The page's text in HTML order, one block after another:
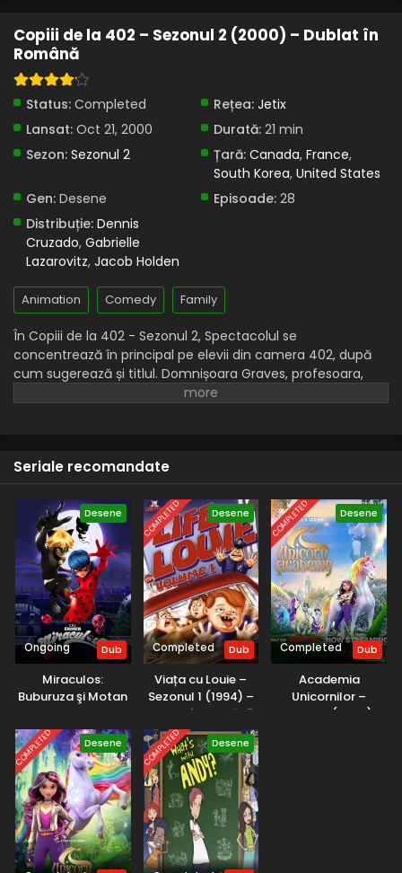
Copiii de la 402 – Sezonul 2 Episodul 15 – Băieții
Copiii de la 402 – Sezonul 2 Episodul 14 –
Clinica
Eps 14 - Clinica - 10 May, 2025
Copiii de la 402 – Sezonul 2 Episodul 13 –
Eps 13 - Alegerile - 10 May, 2025
Copiii de la 402 – Sezonul 2 Episodul 12 –
Domnul Beeser nemilosul măcelar de ficați
Eps 12 - Domnul Beeser nemilosul măcelar de ficați - 10
May, 2025
Copiii de la 402 – Sezonul 2 Episodul 11 –
Crăciunul lui Nancy
Iepurașul prostuț
Copiii de la 402 – Sezonul 2 Episodul 9 – Simon
din Londra
Eps 9 - Simon din Londra - 10 May, 2025
Copiii de la 402 – Sezonul 2 Episodul 8 – Feng
Shui
Eps 8 - Feng Shui - 10 May, 2025
Copiii de la 402 – Sezonul 2 Episodul 7 – O vizită
la Nana și Bunelu’
Eps 7 - O vizită la Nana și Bunelu' - 10 May, 2025
Copiii de la 402 – Sezonul 2 Episodul 6 – Târgul
școlar
Eps 6 - Târgul școlar - 10 May, 2025
Copiii de la 402 – Sezonul 2 Episodul 5 – Micuța
Bo Beep
Copiii de la 402 – Sezonul 2 (2000) – Dublat în
Română
Status: Completed Rețea: Jetix
Lansat: Oct 21, 2000 Durată: 21 min
Sezon: Sezonul 2 Țară: Canada, France,
South Korea, United States
Gen: Desene Episoade: 28
Distribuție: Dennis
Cruzado, Gabrielle
Lazarovitz, Jacob Holden
Animation Comedy Family
În Copiii de la 402 - Sezonul 2, Spectacolul se
concentrează în principal pe elevii din camera 402, după
cum sugerează și titlul. Domnișoara Graves, profesoara,
este de obicei prezentată ca un interlocutor în problemele
din situațiile menționate anterior.
Seriale recomandate
Desene
Ongoing Dub
Miraculos:
Buburuza şi Motan
(2025) – Dublat în
Română
COMPLETED Desene
Completed Dub
Viața cu Louie –
Sezonul 1 (1994) –
Dublat în Română
COMPLETED Desene
Completed Dub
Academia
Unicornilor –
Sezonul 1 (2023) –
COMPLETED Desene COMPLETED Desene